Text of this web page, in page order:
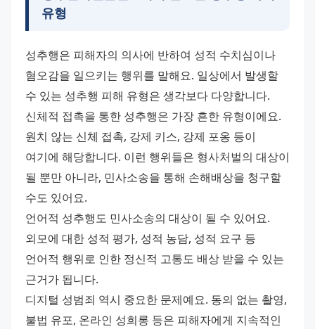
유형
성추행은 피해자의 의사에 반하여 성적 수치심이나
혐오감을 일으키는 행위를 말해요. 일상에서 발생할
수 있는 성추행 피해 유형은 생각보다 다양합니다.
신체적 접촉을 통한 성추행은 가장 흔한 유형이에요.
원치 않는 신체 접촉, 강제 키스, 강제 포옹 등이
여기에 해당합니다. 이런 행위들은 형사처벌의 대상이
될 뿐만 아니라, 민사소송을 통해 손해배상을 청구할
수도 있어요.
언어적 성추행도 민사소송의 대상이 될 수 있어요.
외모에 대한 성적 평가, 성적 농담, 성적 요구 등
언어적 행위로 인한 정신적 고통도 배상 받을 수 있는
근거가 됩니다.
디지털 성범죄 역시 중요한 문제예요. 동의 없는 촬영,
불법 유포, 온라인 성희롱 등은 피해자에게 지속적인